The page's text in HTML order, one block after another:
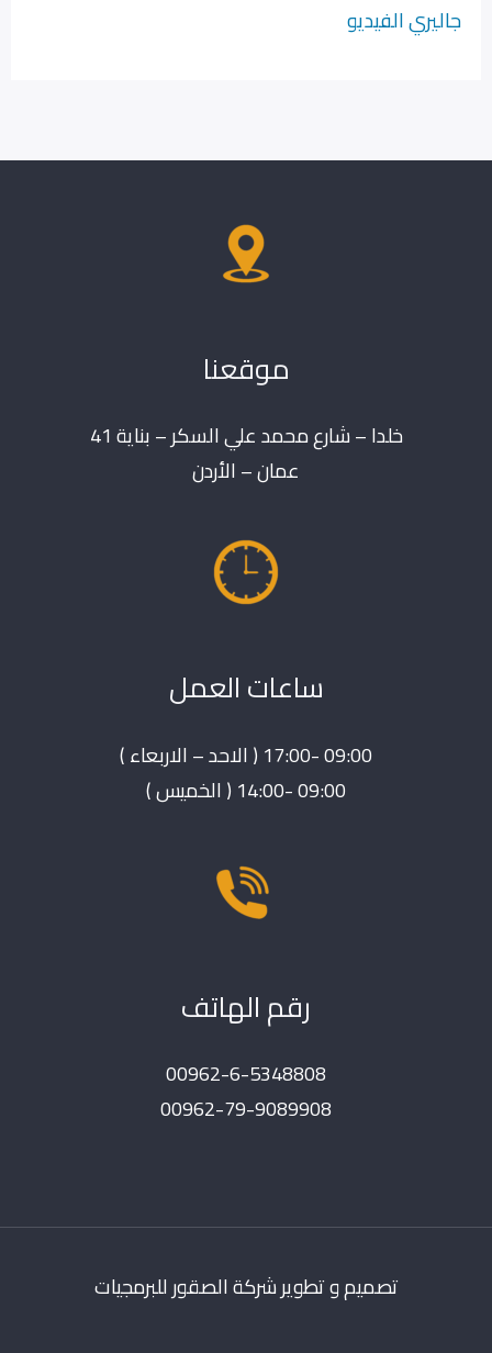
جاليري الفيديو
موقعنا
خلدا – شارع محمد علي السكر – بناية 41
عمان – الأردن
ساعات العمل
09:00 -17:00 ( الاحد – الاربعاء )
09:00 -14:00 ( الخميس )
رقم الهاتف
00962-6-5348808
00962-79-9089908
تصميم و تطوير شركة الصقور للبرمجيات